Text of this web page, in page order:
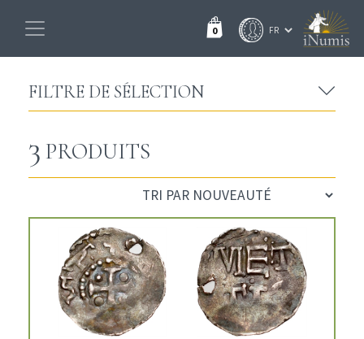
0
FILTRE DE SÉLECTION
3 PRODUITS